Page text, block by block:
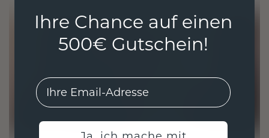
Ihre Chance auf einen
500€ Gutschein!
EMail